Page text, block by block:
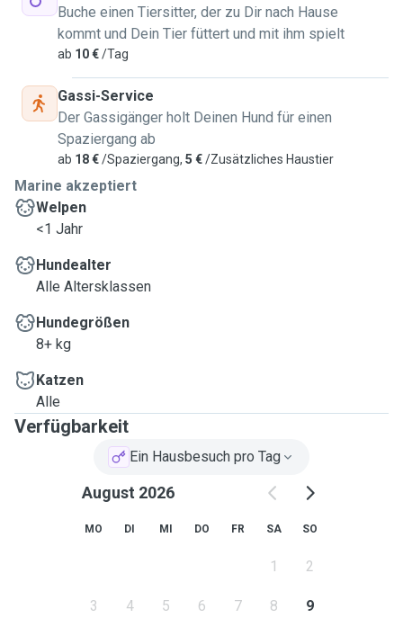
Buche einen Tiersitter, der zu Dir nach Hause
kommt und Dein Tier füttert und mit ihm spielt
ab 10 €/Tag
Gassi-Service
Der Gassigänger holt Deinen Hund für einen
Spaziergang ab
ab 18 €/Spaziergang, 5 €/Zusätzliches Haustier
Marine akzeptiert
Welpen
<1 Jahr
Hundealter
Alle Altersklassen
Hundegrößen
8+ kg
Katzen
Alle
Verfügbarkeit
Ein Hausbesuch pro Tag
August 2026
MO DI MI DO FR SA SO
1 2
3 4 5 6 7 8 9